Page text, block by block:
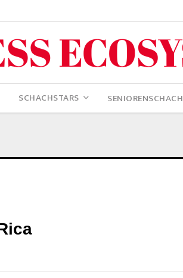
SCHACHSTARS SENIORENSCHACH